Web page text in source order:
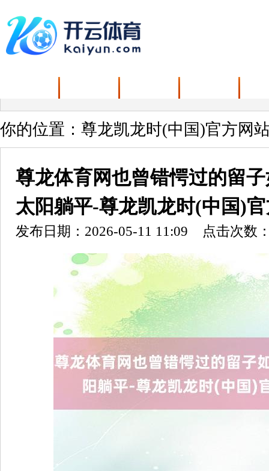
你的位置： 尊龙凯龙时(中国)官方网
尊龙体育网也曾错愕过的留
太阳躺平-尊龙凯龙时(中国)
发布日期：2026-05-11 11:09 点击次数